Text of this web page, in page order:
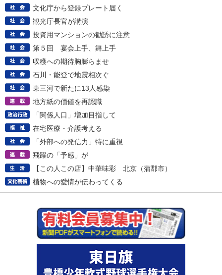
文化庁から登録プレート届く
観光庁長官が講演
投資用マンションの勧誘に注意
第５回 宴会上手、舞上手
収穫への期待胸膨らませ
石川・能登で地震相次ぐ
東三河で新たに13人感染
地方紙の価値を再認識
「関係人口」増加目指して
在宅医療・介護考える
「外部への発信力」特に重視
飛躍の「予感」が
【この人この店】中華味彩 北京（蒲郡市）
植物への愛情が伝わってくる